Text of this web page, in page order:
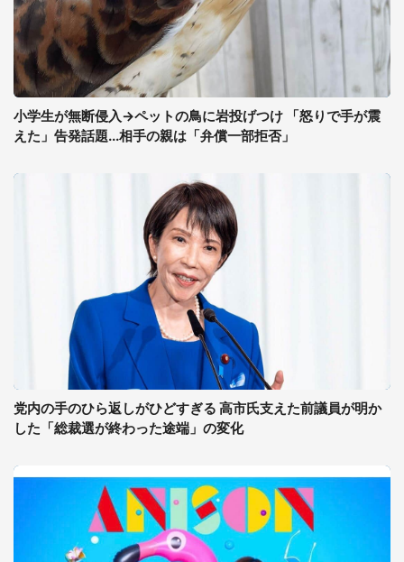
小学生が無断侵入→ペットの鳥に岩投げつけ 「怒りで手が震
えた」告発話題...相手の親は「弁償一部拒否」
党内の手のひら返しがひどすぎる 高市氏支えた前議員が明か
した「総裁選が終わった途端」の変化